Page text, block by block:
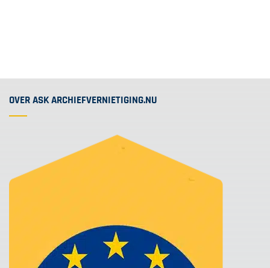
OVER ASK ARCHIEFVERNIETIGING.NU